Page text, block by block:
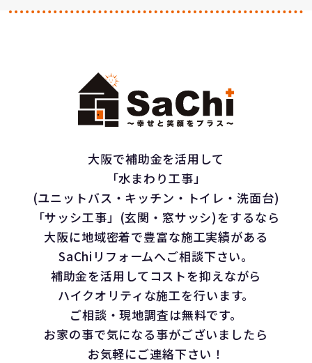
大阪で補助金を活用して
「水まわり工事」
(ユニットバス・キッチン・トイレ・洗面台)
「サッシ工事」(玄関・窓サッシ)をするなら
大阪に地域密着で豊富な施工実績がある
SaChiリフォームへご相談下さい。
補助金を活用してコストを抑えながら
ハイクオリティな施工を行います。
ご相談・現地調査は無料です。
お家の事で気になる事がございましたら
お気軽にご連絡下さい！